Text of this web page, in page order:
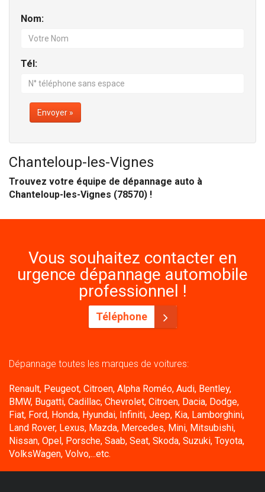
Nom:
Tél:
Envoyer »
Chanteloup-les-Vignes
Trouvez votre équipe de dépannage auto à
Chanteloup-les-Vignes (78570) !
Vous souhaitez contacter en
urgence dépannage automobile
professionnel !
Téléphone
Dépannage toutes les marques de voitures:
Renault, Peugeot, Citroen, Alpha Roméo, Audi, Bentley,
BMW, Bugatti, Cadillac, Chevrolet, Citroen, Dacia, Dodge,
Fiat, Ford, Honda, Hyundai, Infiniti, Jeep, Kia, Lamborghini,
Land Rover, Lexus, Mazda, Mercedes, Mini, Mitsubishi,
Nissan, Opel, Porsche, Saab, Seat, Skoda, Suzuki, Toyota,
VolksWagen, Volvo,...etc.